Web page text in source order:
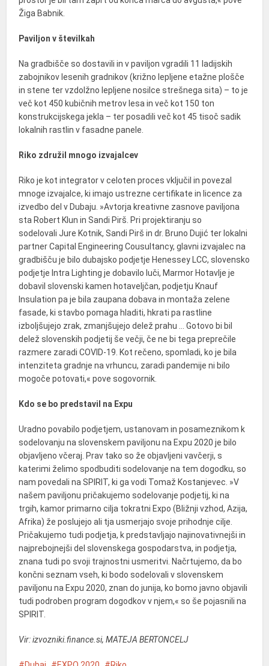
Žiga Babnik.
Paviljon v številkah
Na gradbišče so dostavili in v paviljon vgradili 11 ladijskih
zabojnikov lesenih gradnikov (križno lepljene etažne plošče
in stene ter vzdolžno lepljene nosilce strešnega sita) – to je
več kot 450 kubičnih metrov lesa in več kot 150 ton
konstrukcijskega jekla – ter posadili več kot 45 tisoč sadik
lokalnih rastlin v fasadne panele.
Riko združil mnogo izvajalcev
Riko je kot integrator v celoten proces vključil in povezal
mnoge izvajalce, ki imajo ustrezne certifikate in licence za
izvedbo del v Dubaju. »Avtorja kreativne zasnove paviljona
sta Robert Klun inSandi Pirš . Pri projektiranju so
sodelovaliJure Kotnik, Sandi Pirš in dr. Bruno Dujić ter lokalni
partner Capital Engineering Cousultancy, glavni izvajalec na
gradbišču je bilo dubajsko podjetje Henessey LCC, slovensko
podjetje Intra Lighting je dobavilo luči, Marmor Hotavlje je
dobavil slovenski kamen hotaveljčan, podjetju Knauf
Insulation pa je bila zaupana dobava in montaža zelene
fasade, ki stavbo pomaga hladiti, hkrati pa rastline
izboljšujejo zrak, zmanjšujejo delež prahu … Gotovo bi bil
delež slovenskih podjetij še večji, če ne bi tega preprečile
razmere zaradi COVID-19. Kot rečeno, spomladi, ko je bila
intenziteta gradnje na vrhuncu, zaradi pandemije ni bilo
mogoče potovati,« pove sogovornik.
Kdo se bo predstavil na Expu
Uradno povabilo podjetjem, ustanovam in posameznikom k
sodelovanju na slovenskem paviljonu na Expu 2020 je bilo
objavljeno včeraj. Prav tako so že objavljeni vavčerji, s
katerimi želimo spodbuditi sodelovanje na tem dogodku, so
nam povedali naSPIRIT, ki ga vodi Tomaž Kostanjevec . »V
našem paviljonu pričakujemo sodelovanje podjetij, ki na
trgih, kamor primarno cilja tokratni Expo (Bližnji vzhod, Azija,
Afrika) že poslujejo ali tja usmerjajo svoje prihodnje cilje.
Pričakujemo tudi podjetja, k predstavljajo najinovativnejši in
najprebojnejši del slovenskega gospodarstva, in podjetja,
znana tudi po svoji trajnostni usmeritvi. Načrtujemo, da bo
končni seznam vseh, ki bodo sodelovali v slovenskem
paviljonu na Expu 2020, znan do junija, ko bomo javno objavili
tudi podroben program dogodkov v njem,« so še pojasnili na
SPIRIT.
Vir: izvozniki.finance.si, MATEJA BERTONCELJ